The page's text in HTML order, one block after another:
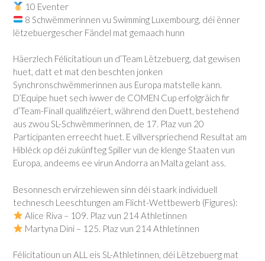
10 Eventer
8 Schwëmmerinnen vu Swimming Luxembourg, déi ënner
lëtzebuergescher Fändel mat gemaach hunn
Häerzlech Félicitatioun un d’Team Lëtzebuerg, dat gewisen
huet, datt et mat den beschten jonken
Synchronschwëmmerinnen aus Europa matstelle kann.
D’Equipe huet sech iwwer de COMEN Cup erfolgräich fir
d’Team-Finall qualifizéiert, während den Duett, bestehend
aus zwou SL-Schwëmmerinnen, de 17. Plaz vun 20
Participanten erreecht huet. E villverspriechend Resultat am
Hibléck op déi zukünfteg Spiller vun de klenge Staaten vun
Europa, andeems ee virun Andorra an Malta gelant ass.
Besonnesch ervirzehiewen sinn déi staark individuell
technesch Leeschtungen am Flicht-Wettbewerb (Figures):
Alice Riva – 109. Plaz vun 214 Athletinnen
Martyna Dini – 125. Plaz vun 214 Athletinnen
Félicitatioun un ALL eis SL-Athletinnen, déi Lëtzebuerg mat